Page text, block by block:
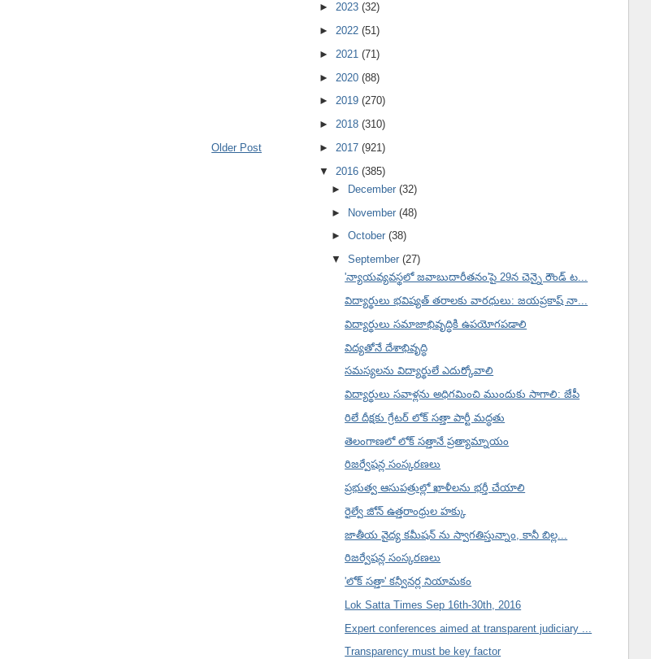
Older Post
► 2023 (32)
► 2022 (51)
► 2021 (71)
► 2020 (88)
► 2019 (270)
► 2018 (310)
► 2017 (921)
▼ 2016 (385)
►
December(32)
► November(48)
►October(38)
▼September(27)
'న్యాయవ్యవస్థలో జవాబుదారీతనం'పై 29న చెన్నై రౌండ్ ట...
విద్యార్థులు భవిష్యత్ తరాలకు వారధులు: జయప్రకాష్ నా...
విద్యార్థులు సమాజాభివృద్ధికి ఉపయోగపడాలి
విద్యతోనే దేశాభివృద్ధి
సమస్యలను విద్యార్థులే ఎదుర్కోవాలి
విద్యార్థులు సవాళ్లను అధిగమించి ముందుకు సాగాలి: జేపీ
రిలే దీక్షకు గ్రేటర్ లోక్ సత్తా పార్టీ మద్ధతు
తెలంగాణలో లోక్ సత్తానే ప్రత్యామ్నాయం
రిజర్వేషన్ల సంస్కరణలు
ప్రభుత్వ ఆసుపత్రుల్లో ఖాళీలను భర్తీ చేయాలి
రైల్వే జోన్ ఉత్తరాంధ్రుల హక్కు
జాతీయ వైద్య కమీషన్ ను స్వాగతిస్తున్నాం, కానీ బిల్ల...
రిజర్వేషన్ల సంస్కరణలు
'లోక్ సత్తా' కన్వీనర్ల నియామకం
Lok Satta Times Sep 16th-30th, 2016
Expert conferences aimed at transparent judiciary ...
Transparency must be key factor